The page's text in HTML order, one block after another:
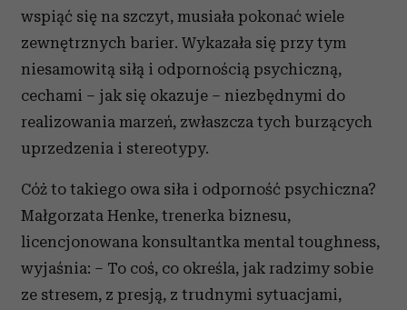
wspiąć się na szczyt, musiała pokonać wiele
zewnętrznych barier. Wykazała się przy tym
niesamowitą siłą i odpornością psychiczną,
cechami – jak się okazuje – niezbędnymi do
realizowania marzeń, zwłaszcza tych burzących
uprzedzenia i stereotypy.
Cóż to takiego owa siła i odporność psychiczna?
Małgorzata Henke, trenerka biznesu,
licencjonowana konsultantka mental toughness,
wyjaśnia: – To coś, co określa, jak radzimy sobie
ze stresem, z presją, z trudnymi sytuacjami,